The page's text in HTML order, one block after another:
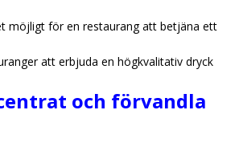
möjligt för en restaurang att betjäna ett
att erbjuda en högkvalitativ dryck
och förvandla